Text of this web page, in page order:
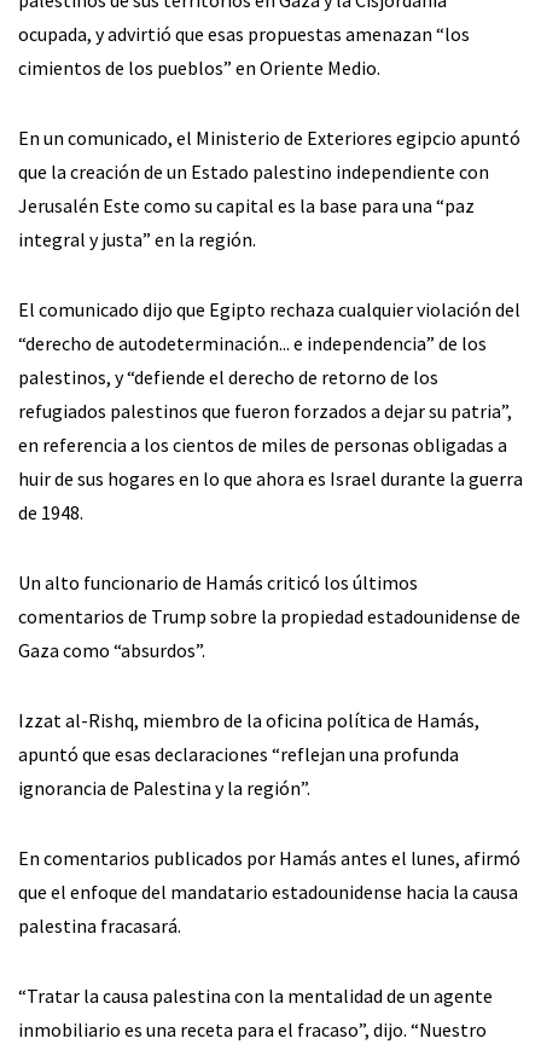
ocupada, y advirtió que esas propuestas amenazan “los
cimientos de los pueblos” en Oriente Medio.
En un comunicado, el Ministerio de Exteriores egipcio apuntó
que la creación de un Estado palestino independiente con
Jerusalén Este como su capital es la base para una “paz
integral y justa” en la región.
El comunicado dijo que Egipto rechaza cualquier violación del
“derecho de autodeterminación... e independencia” de los
palestinos, y “defiende el derecho de retorno de los
refugiados palestinos que fueron forzados a dejar su patria”,
en referencia a los cientos de miles de personas obligadas a
huir de sus hogares en lo que ahora es Israel durante la guerra
de 1948.
Un alto funcionario de Hamás criticó los últimos
comentarios de Trump sobre la propiedad estadounidense de
Gaza como “absurdos”.
Izzat al-Rishq, miembro de la oficina política de Hamás,
apuntó que esas declaraciones “reflejan una profunda
ignorancia de Palestina y la región”.
En comentarios publicados por Hamás antes el lunes, afirmó
que el enfoque del mandatario estadounidense hacia la causa
palestina fracasará.
“Tratar la causa palestina con la mentalidad de un agente
inmobiliario es una receta para el fracaso”, dijo. “Nuestro